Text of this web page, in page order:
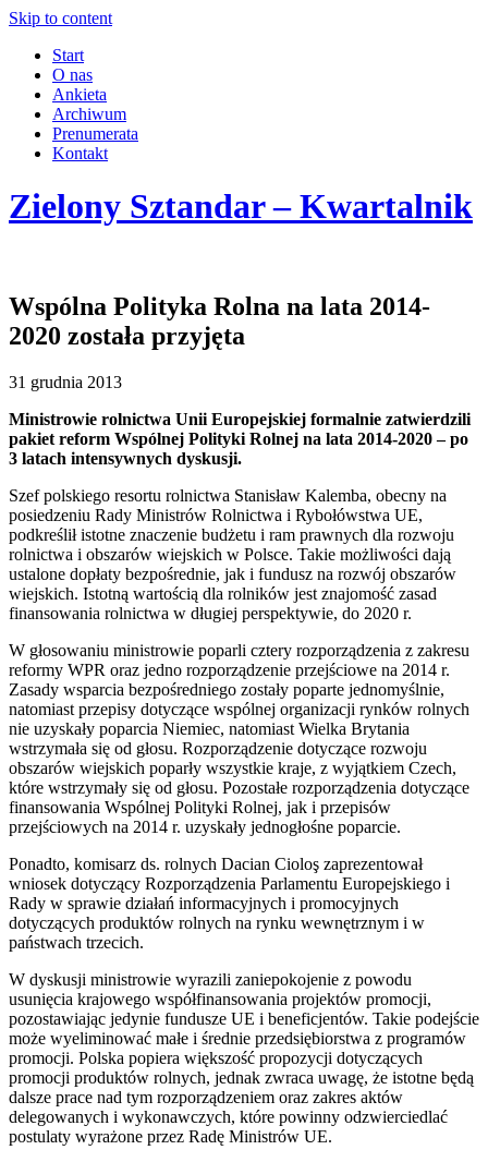
Skip to content
Start
O nas
Ankieta
Archiwum
Prenumerata
Kontakt
Zielony Sztandar – Kwartalnik
Wspólna Polityka Rolna na lata 2014-
2020 została przyjęta
31 grudnia 2013
Ministrowie rolnictwa Unii Europejskiej formalnie zatwierdzili
pakiet reform Wspólnej Polityki Rolnej na lata 2014-2020 – po
3 latach intensywnych dyskusji.
Szef polskiego resortu rolnictwa Stanisław Kalemba, obecny na
posiedzeniu Rady Ministrów Rolnictwa i Rybołówstwa UE,
podkreślił istotne znaczenie budżetu i ram prawnych dla rozwoju
rolnictwa i obszarów wiejskich w Polsce. Takie możliwości dają
ustalone dopłaty bezpośrednie, jak i fundusz na rozwój obszarów
wiejskich. Istotną wartością dla rolników jest znajomość zasad
finansowania rolnictwa w długiej perspektywie, do 2020 r.
W głosowaniu ministrowie poparli cztery rozporządzenia z zakresu
reformy WPR oraz jedno rozporządzenie przejściowe na 2014 r.
Zasady wsparcia bezpośredniego zostały poparte jednomyślnie,
natomiast przepisy dotyczące wspólnej organizacji rynków rolnych
nie uzyskały poparcia Niemiec, natomiast Wielka Brytania
wstrzymała się od głosu. Rozporządzenie dotyczące rozwoju
obszarów wiejskich poparły wszystkie kraje, z wyjątkiem Czech,
które wstrzymały się od głosu. Pozostałe rozporządzenia dotyczące
finansowania Wspólnej Polityki Rolnej, jak i przepisów
przejściowych na 2014 r. uzyskały jednogłośne poparcie.
Ponadto, komisarz ds. rolnych Dacian Cioloş zaprezentował
wniosek dotyczący Rozporządzenia Parlamentu Europejskiego i
Rady w sprawie działań informacyjnych i promocyjnych
dotyczących produktów rolnych na rynku wewnętrznym i w
państwach trzecich.
W dyskusji ministrowie wyrazili zaniepokojenie z powodu
usunięcia krajowego współfinansowania projektów promocji,
pozostawiając jedynie fundusze UE i beneficjentów. Takie podejście
może wyeliminować małe i średnie przedsiębiorstwa z programów
promocji. Polska popiera większość propozycji dotyczących
promocji produktów rolnych, jednak zwraca uwagę, że istotne będą
dalsze prace nad tym rozporządzeniem oraz zakres aktów
delegowanych i wykonawczych, które powinny odzwierciedlać
postulaty wyrażone przez Radę Ministrów UE.